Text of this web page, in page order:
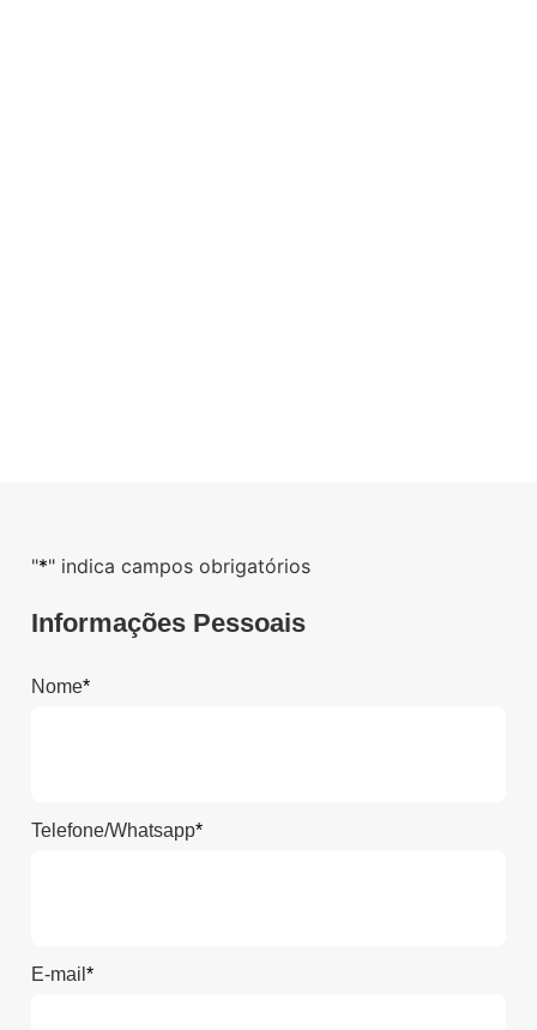
"*" indica campos obrigatórios
Informações Pessoais
Nome*
Telefone/Whatsapp*
E-mail *